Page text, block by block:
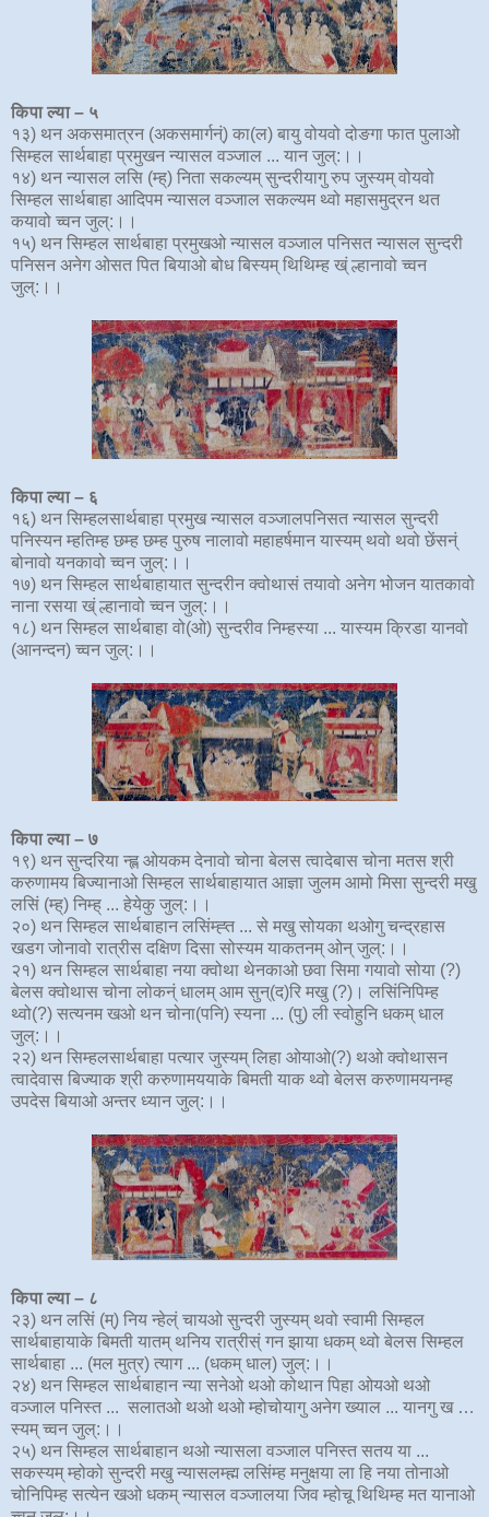
किपा ल्या – ५
१३) थन अकसमात्रन (अकसमार्गन्ं) का(ल) बायु वोयवो दोङगा फात पुलाओ
सिम्हल सार्थबाहा प्रमुखन न्यासल वञ्जाल ... यान जुल्:।।
१४) थन न्यासल लसि (म्ह्) निता सकल्यम् सुन्दरीयागु रुप जुस्यम् वोयवो
सिम्हल सार्थबाहा आदिपम न्यासल वञ्जाल सकल्यम थ्वो महासमुद्रन थत
कयावो च्वन जुल्:।।
१५) थन सिम्हल सार्थबाहा प्रमुखओ न्यासल वञ्जाल पनिसत न्यासल सुन्दरी
पनिसन अनेग ओसत पित बियाओ बोध बिस्यम् थिथिम्ह ख्ं ल्हानावो च्वन
जुल्:।।
किपा ल्या – ६
१६) थन सिम्हलसार्थबाहा प्रमुख न्यासल वञ्जालपनिसत न्यासल सुन्दरी
पनिस्यन म्हतिम्ह छम्ह छम्ह पुरुष नालावो महाहर्षमान यास्यम् थवो थवो छेंसन्ं
बोनावो यनकावो च्वन जुल्:।।
१७) थन सिम्हल सार्थबाहायात सुन्दरीन क्वोथासं तयावो अनेग भोजन यातकावो
नाना रसया ख्ं ल्हानावो च्वन जुल्:।।
१८) थन सिम्हल सार्थबाहा वो(ओ) सुन्दरीव निम्हस्या ... यास्यम क्रिडा यानवो
(आनन्दन) च्वन जुल्:।।
किपा ल्या – ७
१९) थन सुन्दरिया न्ह्ल ओयकम देनावो चोना बेलस त्वादेबास चोना मतस श्री
करुणामय बिज्यानाओ सिम्हल सार्थबाहायात आज्ञा जुलम आमो मिसा सुन्दरी मखु
लसिं (म्ह्) निम्ह् ... हेयेकु जुल्:।।
२०) थन सिम्हल सार्थबाहान लसिंम्ह्त ... से मखु सोयका थओगु चन्द्रहास
खडग जोनावो रात्रीस दक्षिण दिसा सोस्यम याकतनम् ओन् जुल्:।।
२१) थन सिम्हल सार्थबाहा नया क्वोथा थेनकाओ छवा सिमा गयावो सोया (?)
बेलस क्वोथास चोना लोकन्ं धालम् आम सुन्(द)रि मखु (?)। लसिंनिपिम्ह
थ्वो(?) सत्यनम खओ थन चोना(पनि) स्यना ... (पु) ली स्वोहुनि धकम् धाल
जुल्:।।
२२) थन सिम्हलसार्थबाहा पत्यार जुस्यम् लिहा ओयाओ(?) थओ क्वोथासन
त्वादेवास बिज्याक श्री करुणामययाके बिमती याक थ्वो बेलस करुणामयनम्ह
उपदेस बियाओ अन्तर ध्यान जुल्:।।
किपा ल्या – ८
२३) थन लसिं (म्) निय न्हेल्ं चायओ सुन्दरी जुस्यम् थवो स्वामी सिम्हल
सार्थबाहायाके बिमती यातम् थनिय रात्रीस्ं गन झाया धकम् थ्वो बेलस सिम्हल
सार्थबाहा ... (मल मुत्र) त्याग ... (धकम् धाल) जुल्:।।
२४) थन सिम्हल सार्थबाहान न्या सनेओ थओ कोथान पिहा ओयओ थओ
वञ्जाल पनिस्त ... सलातओ थओ थओ म्होचोयागु अनेग ख्याल ... यानगु ख …
स्यम् च्वन जुल्:।।
२५) थन सिम्हल सार्थबाहान थओ न्यासला वञ्जाल पनिस्त सतय या ...
सकस्यम् म्होको सुन्दरी मखु न्यासलम्ह्म लसिंम्ह मनुक्षया ला हि नया तोनाओ
चोनिपिम्ह सत्येन खओ धकम् न्यासल वञ्जालया जिव म्होचू थिथिम्ह मत यानाओ